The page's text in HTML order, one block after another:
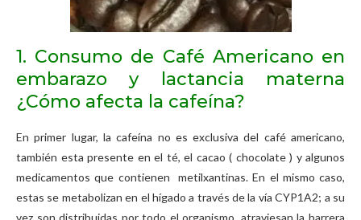
1. Consumo de Café Americano en
embarazo y lactancia materna
¿Cómo afecta la cafeína?
En primer lugar, la cafeína no es exclusiva del café americano,
también esta presente en el té, el cacao ( chocolate ) y algunos
medicamentos que contienen metilxantinas. En el mismo caso,
estas se metabolizan en el hígado a través de la vía CYP1A2; a su
vez son distribuidas por todo el organismo, atraviesan la barrera